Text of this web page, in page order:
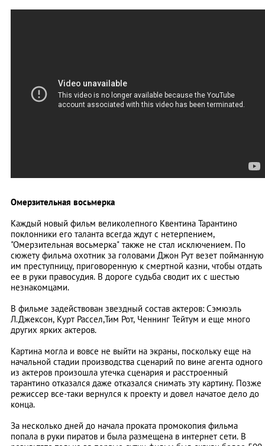
Омерзительная восьмерка
Каждый новый фильм великолепного Квентина Тарантино
поклонники его таланта всегда ждут с нетерпением,
"Омерзительная восьмерка" также не стал исключением. По
сюжету фильма охотник за головами Джон Рут везет пойманную
им преступницу, приговоренную к смертной казни, чтобы отдать
ее в руки правосудия. В дороге судьба сводит их с шестью
незнакомцами.
В фильме задействован звездный состав актеров: Сэмюэль
Л.Джексон, Курт Рассел,Тим Рот, Ченнинг Тейтум и еще много
других ярких актеров.
Картина могла и вовсе не выйти на экраны, поскольку еще на
начальной стадии производства сценарий по вине агента одного
из актеров произошла утечка сценария и расстроенный
тарантино отказался даже отказался снимать эту картину. Позже
режиссер все-таки вернулся к проекту и довел начатое дело до
конца.
За несколько дней до начала проката промокопия фильма
попала в руки пиратов и была размещена в интернет сети. В